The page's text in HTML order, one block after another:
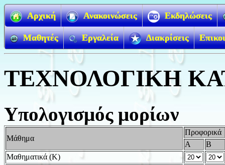
Αρχική Ανακοινώσεις Εκδηλώσεις
Μαθητές Εργαλεία Διακρίσεις
ΤΕΧΝΟΛΟΓΙΚΗ
Υπολογισμός μορίων
Μάθημα
Προφορικά
Α
Β
Μαθηματικά (Κ)